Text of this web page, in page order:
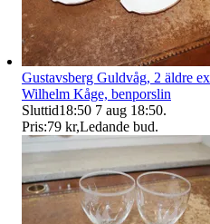
Gustavsberg Guldvåg, 2 äldre
Wilhelm Kåge, benporslin
Sluttid18:50 7 aug 18:50.
Pris:79 kr,Ledande bud.